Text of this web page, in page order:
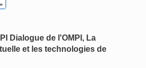
Dialogue de l'OMPI, La
et les technologies de